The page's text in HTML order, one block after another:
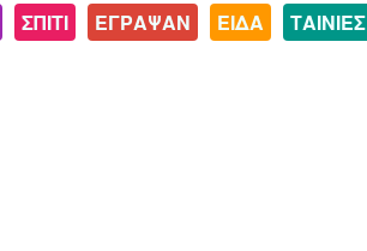
ΣΠΙΤΙ ΕΓΡΑΨΑΝ ΕΙΔΑ ΤΑΙΝΙΕΣ